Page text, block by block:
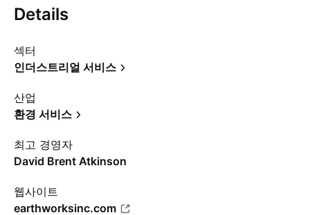
Details
섹터
인더스트리얼 서비스
산업
환경 서비스
최고 경영자
David Brent Atkinson
웹사이트
earthworksinc.com